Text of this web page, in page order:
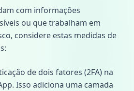
com informações
ou que trabalham em
considere estas medidas de
de dois fatores (2FA) na
Isso adiciona uma camada